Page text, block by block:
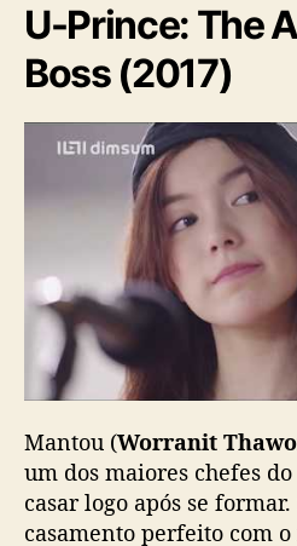
U-Prince: The
Boss (2017)
Mantou (Worranit
um dos maiores chefes
casar logo após se
casamento perfeito com